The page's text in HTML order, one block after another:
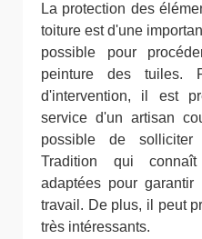
La protection des
toiture est d'une
possible pour
peinture des tuiles.
d'intervention, il est
service d'un artisan
possible de
Tradition qui
adaptées pour
travail. De plus, il peut
très intéressants.